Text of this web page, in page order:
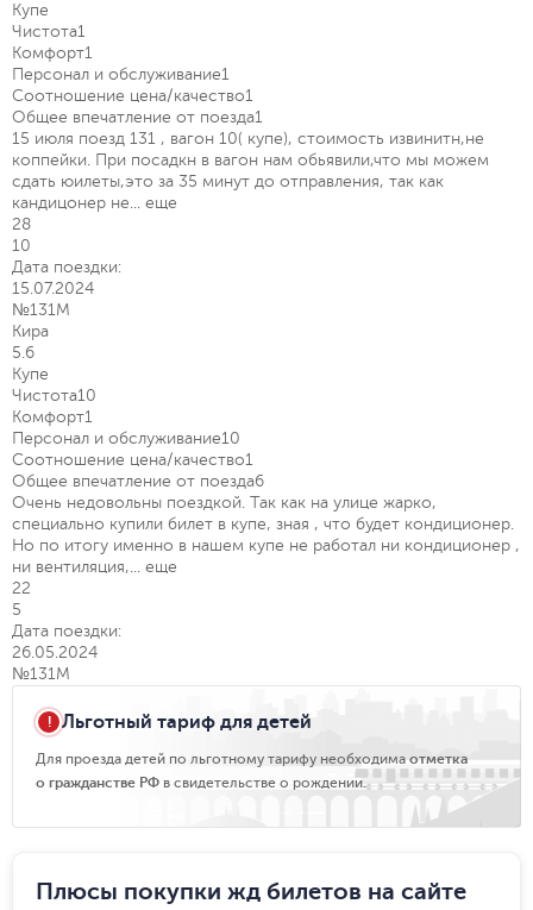
Купе
Чистота1
Комфорт1
Персонал и обслуживание1
Соотношение цена/качество1
Общее впечатление от поезда1
15 июля поезд 131 , вагон 10( купе), стоимость извинитн,не
коппейки. При посадкн в вагон нам обьявили,что мы можем
сдать юилеты,это за 35 минут до отправления, так как
кандицонер не... еще
28
10
Дата поездки:
15.07.2024
№131М
Кира
5.6
Купе
Чистота10
Комфорт1
Персонал и обслуживание10
Соотношение цена/качество1
Общее впечатление от поезда6
Очень недовольны поездкой. Так как на улице жарко,
специально купили билет в купе, зная , что будет кондиционер.
Но по итогу именно в нашем купе не работал ни кондиционер ,
ни вентиляция,... еще
22
5
Дата поездки:
26.05.2024
№131М
Льготный тариф для детей
Для проезда детей по льготному тарифу необходима отметка
о гражданстве РФ в свидетельстве о рождении.
Плюсы покупки жд билетов на сайте